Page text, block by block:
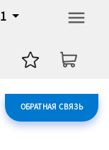
ОБРАТНАЯ СВЯЗЬ